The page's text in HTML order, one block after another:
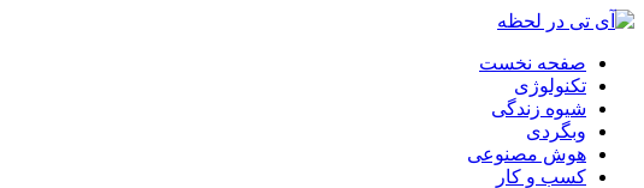
صفحه نخست
تکنولوژی
شیوه زندگی
وبگردی
هوش مصنوعی
کسب و کار